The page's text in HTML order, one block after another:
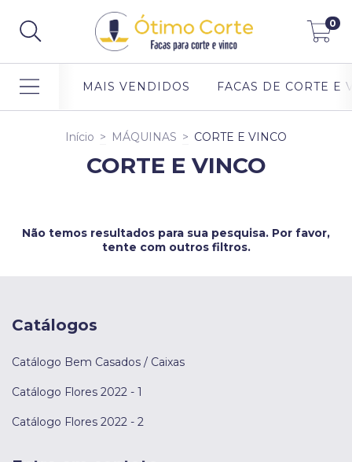
0
MAIS VENDIDOS FACAS DE CORTE E
Início > MÁQUINAS > CORTE E VINCO
CORTE E VINCO
Não temos resultados para sua pesquisa. Por favor,
tente com outros filtros.
Catálogos
Catálogo Bem Casados / Caixas
Catálogo Flores 2022 - 1
Catálogo Flores 2022 - 2